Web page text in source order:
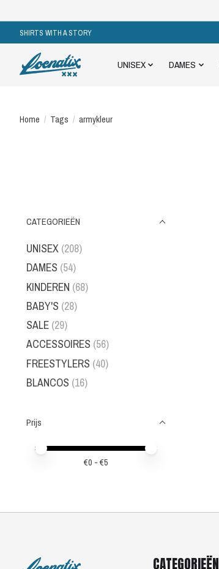
SHIRTS WITH A STORY
UNISEX DAMES
Home / Tags / armykleur
CATEGORIEËN
UNISEX (208)
DAMES (54)
KINDEREN (68)
BABY'S (28)
SALE (29)
ACCESSOIRES (56)
FREESTYLERS (40)
BLANCOS (16)
Prijs
Minimale prijswaarde
Price maximum value
€0 - €5
CATEGORIEËN